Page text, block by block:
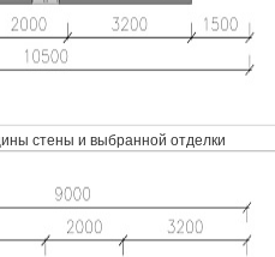
стены и выбранной отделки